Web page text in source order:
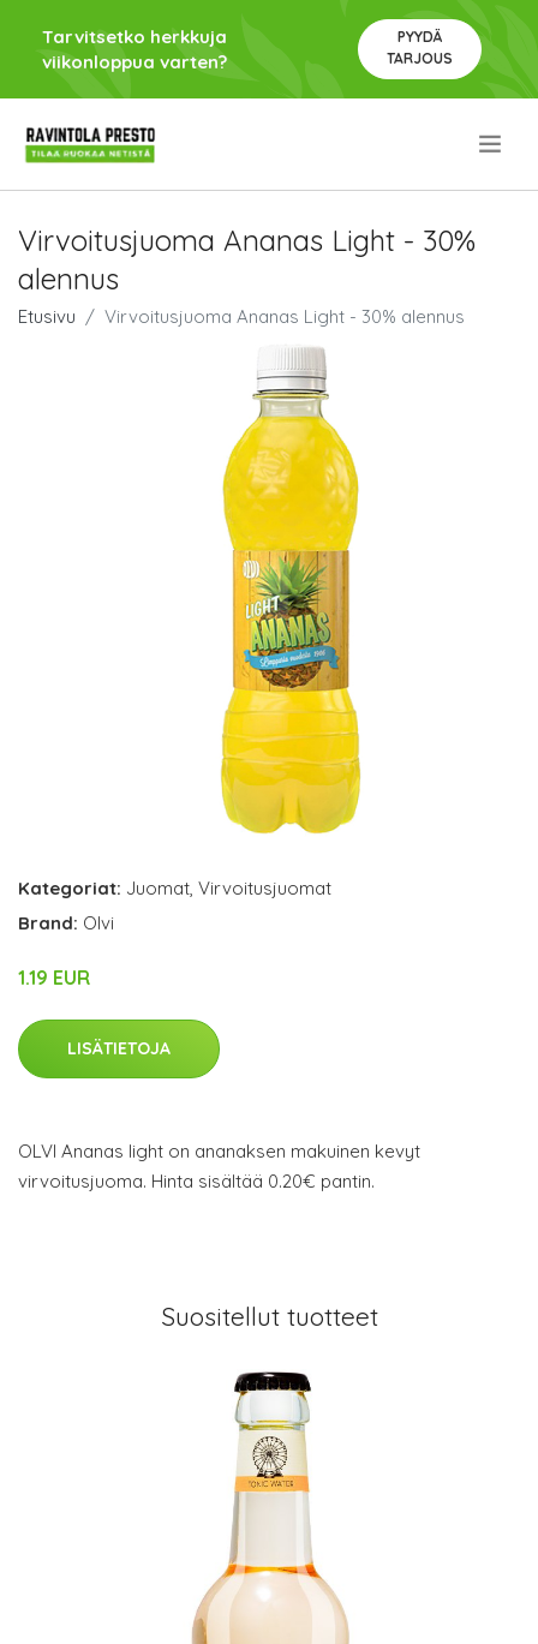
Tarvitsetko herkkuja
viikonloppua varten?
PYYDÄ
TARJOUS
Virvoitusjuoma Ananas Light - 30%
alennus
Etusivu Virvoitusjuoma Ananas Light - 30% alennus
Kategoriat: Juomat, Virvoitusjuomat
Brand: Olvi
1.19 EUR
LISÄTIETOJA
OLVI Ananas light on ananaksen makuinen kevyt
virvoitusjuoma. Hinta sisältää 0.20€ pantin.
Suositellut tuotteet